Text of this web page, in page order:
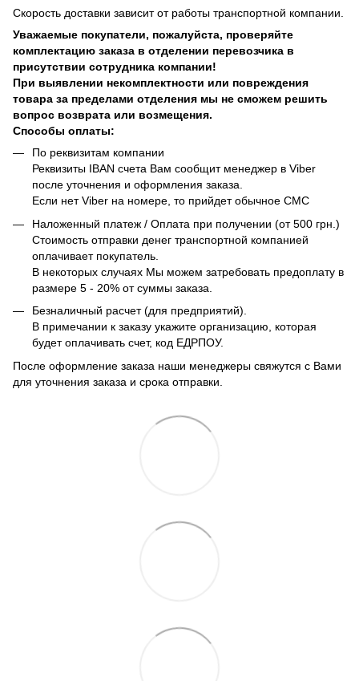
Скорость доставки зависит от работы транспортной компании.
Уважаемые покупатели, пожалуйста, проверяйте
комплектацию заказа в отделении перевозчика в
присутствии сотрудника компании!
При выявлении некомплектности или повреждения
товара за пределами отделения мы не сможем решить
вопрос возврата или возмещения.
Способы оплаты:
По реквизитам компании
Реквизиты IBAN счета Вам сообщит менеджер в Viber
после уточнения и оформления заказа.
Если нет Viber на номере, то прийдет обычное СМС
Наложенный платеж / Оплата при получении (от 500 грн.)
Стоимость отправки денег транспортной компанией
оплачивает покупатель.
В некоторых случаях Мы можем затребовать предоплату в
размере 5 - 20% от суммы заказа.
Безналичный расчет (для предприятий).
В примечании к заказу укажите организацию, которая
будет оплачивать счет, код ЕДРПОУ.
После оформление заказа наши менеджеры свяжутся с Вами
для уточнения заказа и срока отправки.